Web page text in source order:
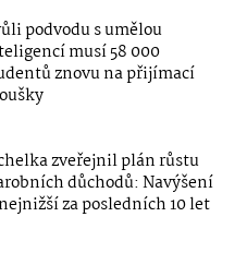
podvodu s umělou
musí 58 000
znovu na přijímací
zveřejnil plán růstu
důchodů: Navýšení
za posledních 10 let